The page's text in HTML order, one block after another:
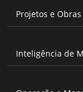
Projetos e Obras
Inteligência de